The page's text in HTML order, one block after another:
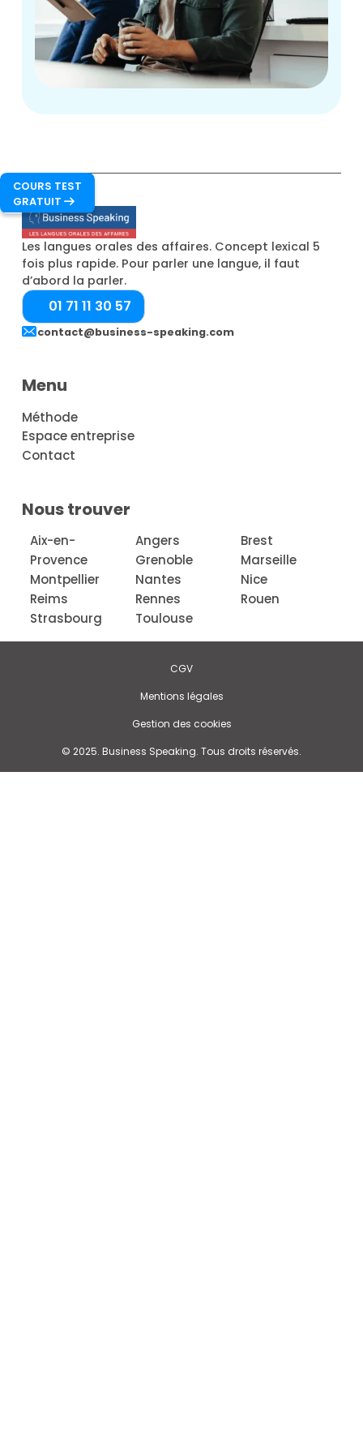
COURS TEST
GRATUIT 
Les langues orales des affaires. Concept lexical 5
fois plus rapide. Pour parler une langue, il faut
d’abord la parler.
01 71 11 30 57
contact@business-speaking.com
Menu
Méthode
Espace entreprise
Contact
Nous trouver
Aix-en-
Provence
Angers
Brest
Grenoble
Marseille
Montpellier
Nantes
Nice
Reims
Rennes
Rouen
Strasbourg
Toulouse
CGV
Mentions légales
Gestion des cookies
© 2025. Business Speaking. Tous droits réservés.